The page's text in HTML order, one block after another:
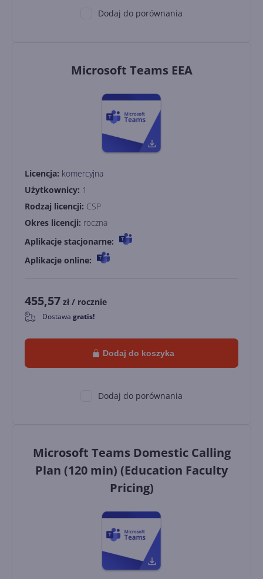
Dodaj do porównania
Microsoft Teams EEA
Licencja: komercyjna
Użytkownicy: 1
Rodzaj licencji: CSP
Okres licencji: roczna
Aplikacje stacjonarne:
Aplikacje online:
455,57 zł / rocznie
0 Dostawa gratis!
Dodaj do koszyka
Dodaj do porównania
Microsoft Teams Domestic Calling
Plan (120 min) (Education Faculty
Pricing)